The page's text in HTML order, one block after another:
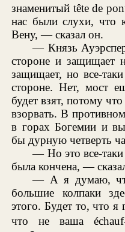
знаменитый tête de
нас были слухи, что
Вену, — сказал он.
— Князь
стороне и защищает
защищает, но все-
стороне. Нет, мост
будет взят, потому
взорвать. В
в горах Богемии и
бы дурную четверть
— Но это все-таки
была кончена, —
— А я думаю,
большие колпаки
этого. Будет то, что я
что не ваша